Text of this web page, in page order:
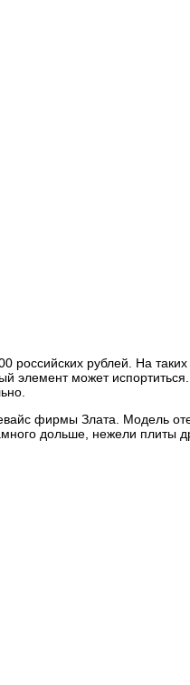
российских рублей. На
элемент может
фирмы Злата. Модель
дольше, нежели плиты